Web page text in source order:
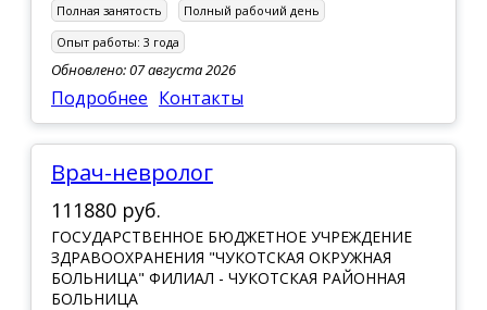
Полная занятость
Полный рабочий день
Опыт работы: 3 года
Обновлено: 07 августа 2026
Подробнее Контакты
Врач-невролог
111880 руб.
ГОСУДАРСТВЕННОЕ БЮДЖЕТНОЕ УЧРЕЖДЕНИЕ
ЗДРАВООХРАНЕНИЯ "ЧУКОТСКАЯ ОКРУЖНАЯ
БОЛЬНИЦА" ФИЛИАЛ - ЧУКОТСКАЯ РАЙОННАЯ
БОЛЬНИЦА